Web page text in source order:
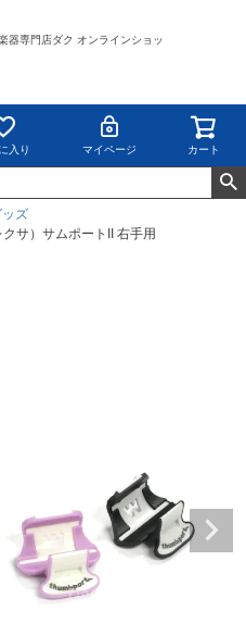
器専門店ダク オンラインショッ
入り マイページ カート
ズ
サ）サムポートII 右手用